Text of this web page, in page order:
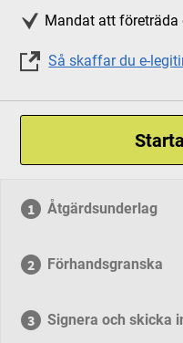
Mandat att företräda
Så skaffar du e-
Åtgärdsunderlag
Förhandsgranska
Signera och skicka